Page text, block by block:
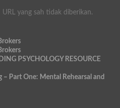
yang sah tidak diberikan.
PSYCHOLOGY RESOURCE
Part One: Mental Rehearsal and